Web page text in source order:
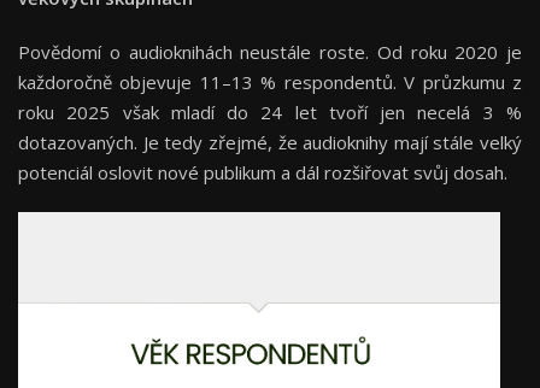
Povědomí o audioknihách neustále roste. Od roku 2020 je
každoročně objevuje 11–13 % respondentů. V průzkumu z
roku 2025 však mladí do 24 let tvoří jen necelá 3 %
dotazovaných. Je tedy zřejmé, že audioknihy mají stále velký
potenciál oslovit nové publikum a dál rozšiřovat svůj dosah.